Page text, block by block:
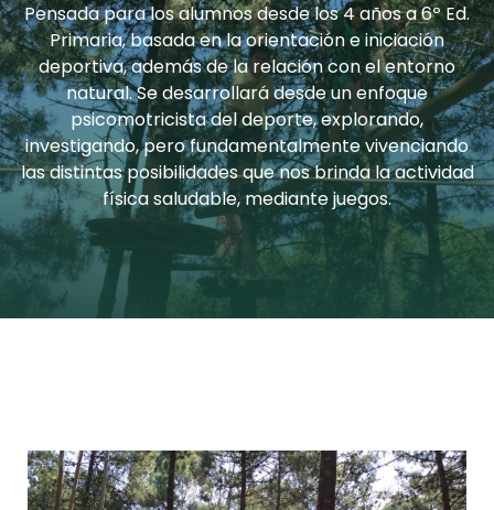
Pensada para los alumnos desde los 4 años a 6º Ed.
Primaria, basada en la orientación e iniciación
deportiva, además de la relación con el entorno
natural. Se desarrollará desde un enfoque
psicomotricista del deporte, explorando,
investigando, pero fundamentalmente vivenciando
las distintas posibilidades que nos brinda la actividad
física saludable, mediante juegos.